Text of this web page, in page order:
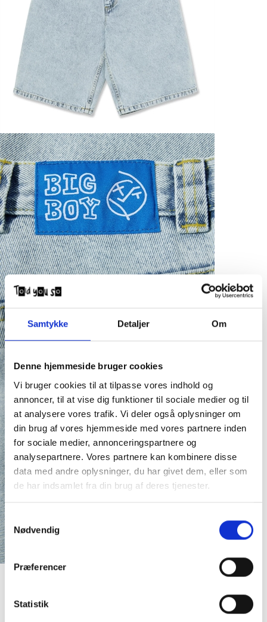
Samtykke Detaljer Om
Denne hjemmeside bruger cookies
Vi bruger cookies til at tilpasse vores indhold og
annoncer, til at vise dig funktioner til sociale medier og til
at analysere vores trafik. Vi deler også oplysninger om
din brug af vores hjemmeside med vores partnere inden
for sociale medier, annonceringspartnere og
analysepartnere. Vores partnere kan kombinere disse
data med andre oplysninger, du har givet dem, eller som
de har indsamlet fra din brug af deres tjenester.
Samtykkevalg
Nødvendig
Præferencer
Statistik
DKK900,00